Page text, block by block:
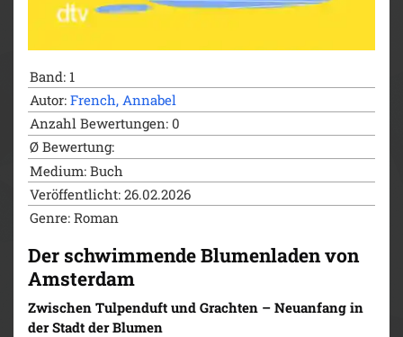
Band: 1
Autor: French, Annabel
Anzahl Bewertungen: 0
Ø Bewertung:
Medium: Buch
Veröffentlicht: 26.02.2026
Genre: Roman
Der schwimmende Blumenladen von
Amsterdam
Zwischen Tulpenduft und Grachten – Neuanfang in
der Stadt der Blumen